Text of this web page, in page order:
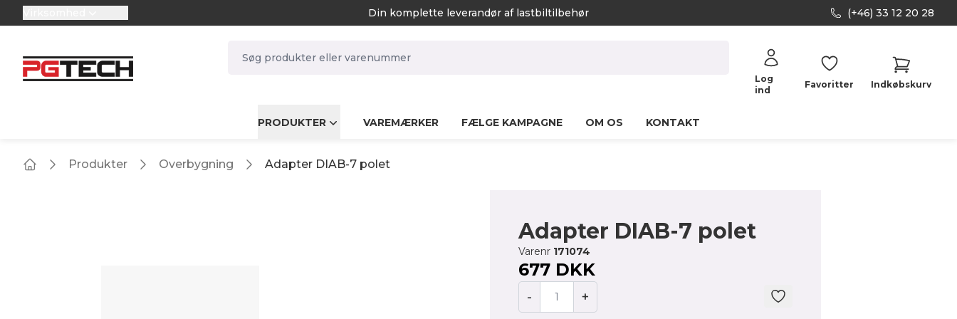
selector.vat
Din komplette leverandør af lastbiltilbehør (+46) 33 12 20 28
Log
ind
Favoritter Indkøbskurv
PRODUKTER VAREMÆRKER FÆLGE KAMPAGNE OM OS KONTAKT
Produkter Overbygning Adapter DIAB-7 polet
Adapter DIAB-7 polet
Varenr 171074
677 DKK
- +